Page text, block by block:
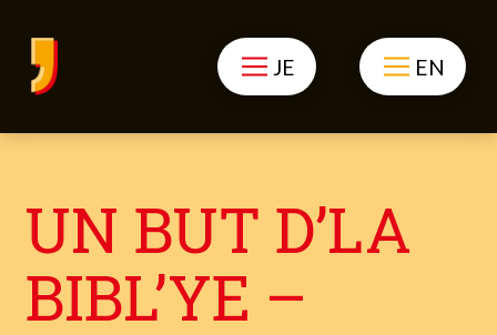
JE EN
UN BUT D’LA
BIBL’YE –